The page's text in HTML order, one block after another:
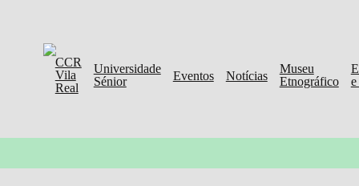
CCR
Vila
Real
Universidade
Sénior
Eventos Notícias
Museu
Etnográfico
EVENTOS